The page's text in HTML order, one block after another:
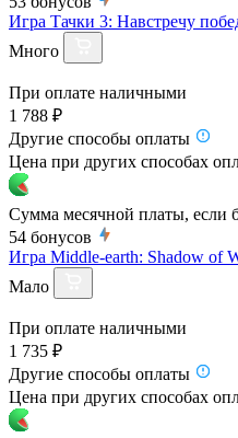
Игра Тачки 3: Навстречу
Много
При оплате наличными
1 788 ₽
Другие способы оплаты
Цена при других способах
Сумма месячной платы, если
54 бонусов
Игра Middle-earth: Shadow of
Мало
При оплате наличными
1 735 ₽
Другие способы оплаты
Цена при других способах